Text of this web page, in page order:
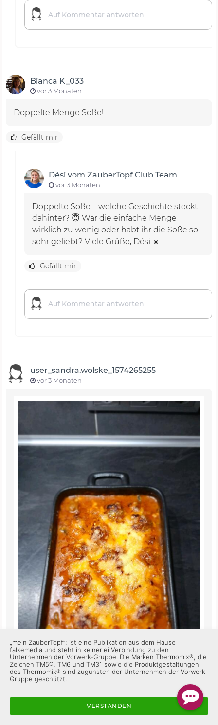
Bianca K_033
vor 3 Monaten
Doppelte Menge Soße!
Gefällt mir
Dési vom ZauberTopf Club Team
vor 3 Monaten
Doppelte Soße – welche Geschichte steckt
dahinter? 😇 War die einfache Menge
wirklich zu wenig oder habt ihr die Soße so
sehr geliebt? Viele Grüße, Dési ☀️
Gefällt mir
user_sandra.wolske_1574265255
vor 3 Monaten
„mein ZauberTopf”; ist eine Publikation aus dem Hause
falkemedia und steht in keinerlei Verbindung zu den
Unternehmen der Vorwerk-Gruppe. Die Marken Thermomix®, die
Zeichen TM5®, TM6 und TM31 sowie die Produktgestaltungen
des Thermomix® sind zugunsten der Unternehmen der Vorwerk-
Gruppe geschützt.
VERSTANDEN